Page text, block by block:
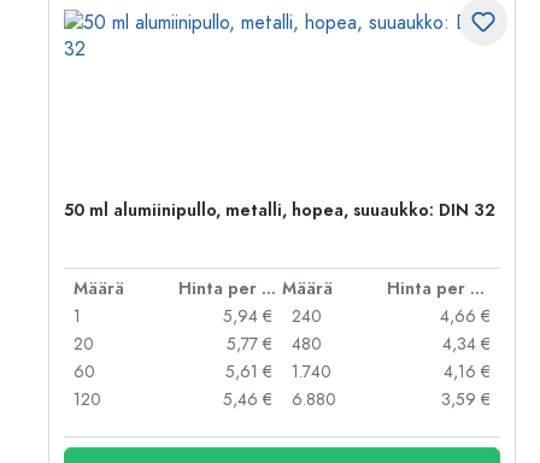
50 ml alumiinipullo, metalli, hopea, suuaukko: DIN 32
Määrä Hinta per kpl Määrä
Hinta per kpl
1
5,94 €
20
5,77 €
60
5,61 €
120
5,46 €
240
4,66 €
480
4,34 €
1.740
4,16 €
6.880
3,59 €